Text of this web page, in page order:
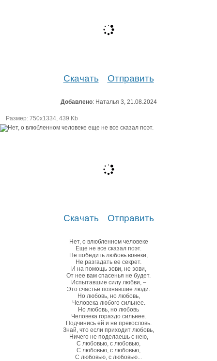
Скачать Отправить
Добавлено: Наталья 3, 21.08.2024
Размер: 750х1334, 439 Kb
Скачать Отправить
Нет, о влюбленном человеке
Еще не все сказал поэт.
Не победить любовь вовеки,
Не разгадать ее секрет.
И на помощь зови, не зови,
От нее вам спасенья не будет.
Испытавшие силу любви, –
Это счастье познавшие люди.
Но любовь, но любовь,
Человека любого сильнее.
Но любовь, но любовь
Человека гораздо сильнее.
Подчинись ей и не прекословь.
Знай, что если приходит любовь,
Ничего не поделаешь с нею,
С любовью, с любовью,
С любовью, с любовью,
С любовью, с любовью...